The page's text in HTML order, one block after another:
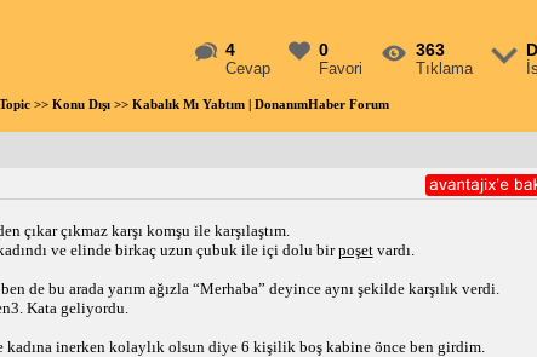
4
Cevap
0
Favori
363
Tıklama
>> Konu Dışı>> Kabalık Mı Yabtım | DonanımHaber Forum
çıkar çıkmaz karşı komşu ile karşılaştım.
ve elinde birkaç uzun çubuk ile içi dolu bir poşet vardı.
de bu arada yarım ağızla “Merhaba” deyince aynı şekilde karşılık verdi.
Kata geliyordu.
inerken kolaylık olsun diye 6 kişilik boş kabine önce ben girdim.